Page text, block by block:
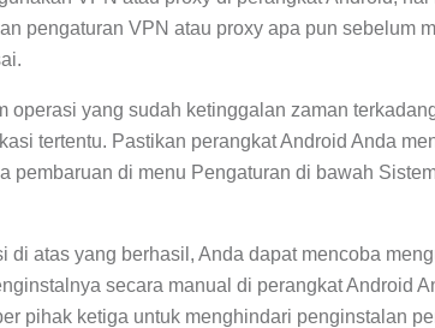
pengaturan VPN atau proxy apa pun sebelum
operasi yang sudah ketinggalan zaman
tertentu. Pastikan perangkat Android Anda
pembaruan di menu Pengaturan di bawah
di atas yang berhasil, Anda dapat mencoba
secara manual di perangkat Android
pihak ketiga untuk menghindari penginstalan